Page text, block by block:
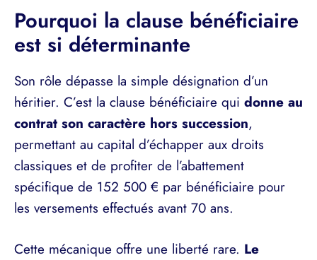
Pourquoi la clause bénéficiaire
est si déterminante
Son rôle dépasse la simple désignation d’un
héritier. C’est la clause bénéficiaire qui donne au
contrat son caractère hors succession,
permettant au capital d’échapper aux droits
classiques et de profiter de l’abattement
spécifique de 152 500 € par bénéficiaire pour
les versements effectués avant 70 ans.
Cette mécanique offre une liberté rare. Le